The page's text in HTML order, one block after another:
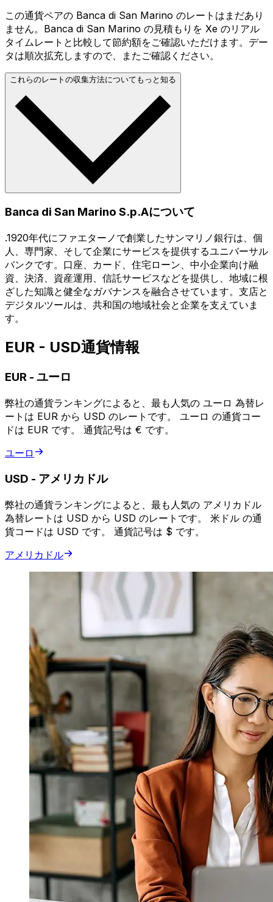
この通貨ペアの Banca di San Marino のレートはまだあり
ません。Banca di San Marino の見積もりを Xe のリアル
タイムレートと比較して節約額をご確認いただけます。デー
タは順次拡充しますので、またご確認ください。
これらのレートの収集方法についてもっと知る
Banca di San Marino S.p.Aについて
.1920年代にファエターノで創業したサンマリノ銀行は、個
人、専門家、そして企業にサービスを提供するユニバーサル
バンクです。口座、カード、住宅ローン、中小企業向け融
資、決済、資産運用、信託サービスなどを提供し、地域に根
ざした知識と健全なガバナンスを融合させています。支店と
デジタルツールは、共和国の地域社会と企業を支えていま
す。
EUR - USD通貨情報
EUR - ユーロ
弊社の通貨ランキングによると、最も人気の ユーロ 為替レ
ートは EUR から USD のレートです。 ユーロ の通貨コー
ドは EUR です。 通貨記号は € です。
ユーロ
USD - アメリカドル
弊社の通貨ランキングによると、最も人気の アメリカドル
為替レートは USD から USD のレートです。 米ドル の通
貨コードは USD です。 通貨記号は $ です。
アメリカドル